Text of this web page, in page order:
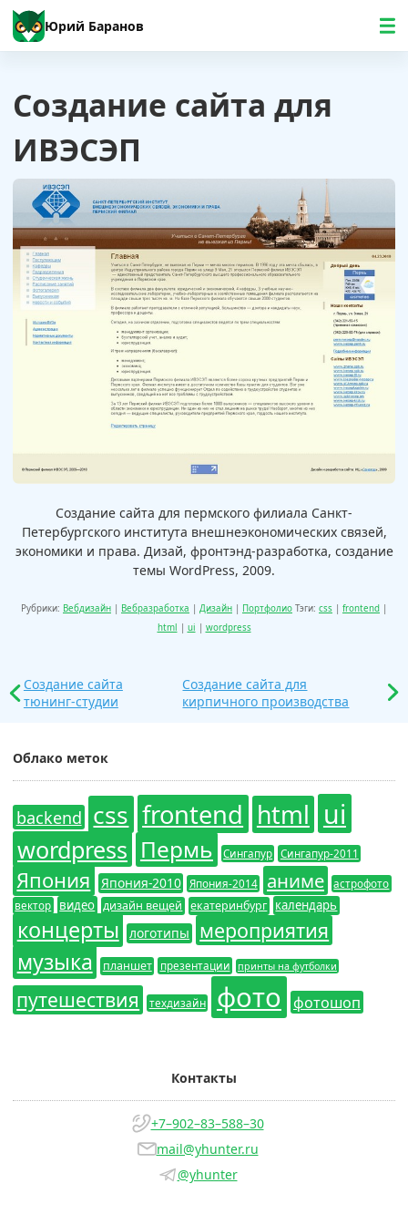
Юрий Баранов
Создание сайта для
ИВЭСЭП
Создание сайта для пермского филиала Санкт-
Петербургского института внешнеэкономических связей,
экономики и права. Дизай, фронтэнд-разработка, создание
темы WordPress, 2009.
Рубрики: Вебдизайн Вебразработка Дизайн Портфолио Тэги: css frontend
html
ui wordpress
Создание сайта
тюнинг-студии
Создание сайта для
кирпичного производства
Облако меток
backend css frontend html ui
wordpress Пермь Сингапур Сингапур-2011
Япония Япония-2010 Япония-2014 аниме
астрофото
вектор
видео дизайн вещей екатеринбург календарь
концерты логотипы мероприятия
музыка планшет презентации принты на футболки
путешествия техдизайн фото фотошоп
Контакты
+7–902–83–588–30
mail@yhunter.ru
@yhunter